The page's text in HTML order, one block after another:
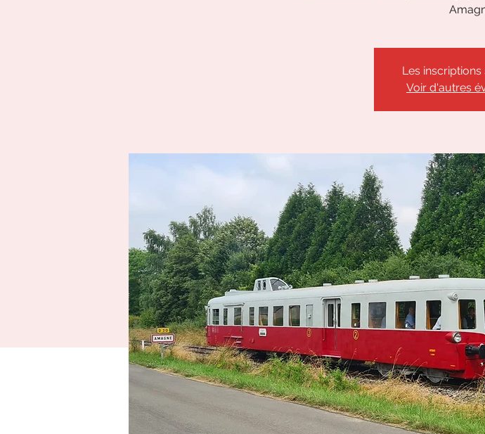
Les
Voir d'autres